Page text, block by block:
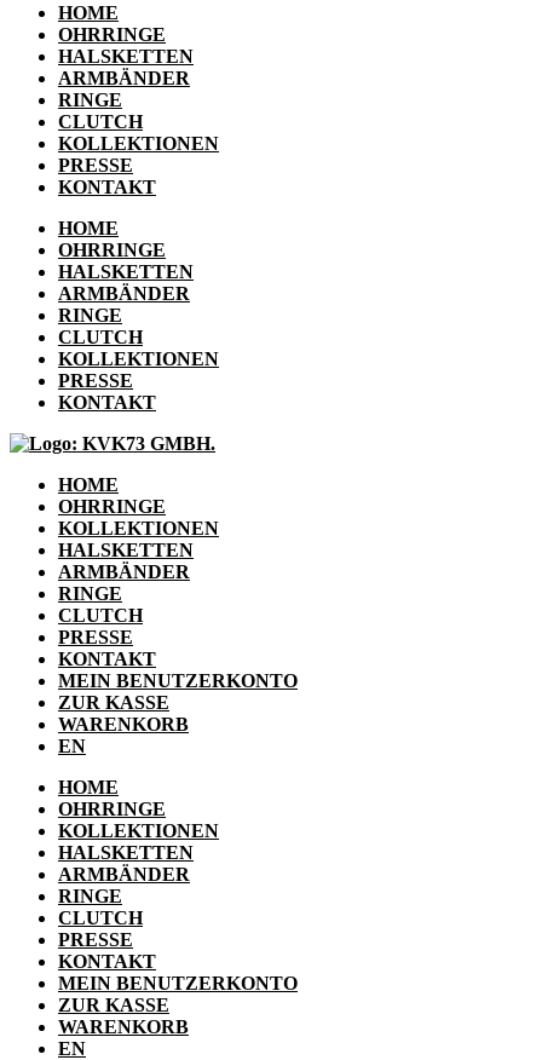
HOME
OHRRINGE
HALSKETTEN
ARMBÄNDER
RINGE
CLUTCH
KOLLEKTIONEN
PRESSE
KONTAKT
HOME
OHRRINGE
HALSKETTEN
ARMBÄNDER
RINGE
CLUTCH
KOLLEKTIONEN
PRESSE
KONTAKT
HOME
OHRRINGE
KOLLEKTIONEN
HALSKETTEN
ARMBÄNDER
RINGE
CLUTCH
PRESSE
KONTAKT
MEIN BENUTZERKONTO
ZUR KASSE
WARENKORB
EN
HOME
OHRRINGE
KOLLEKTIONEN
HALSKETTEN
ARMBÄNDER
RINGE
CLUTCH
PRESSE
KONTAKT
MEIN BENUTZERKONTO
ZUR KASSE
WARENKORB
EN